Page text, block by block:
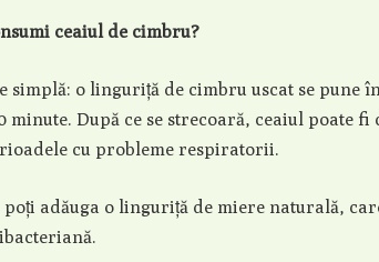
ceaiul de cimbru?
simplă: o linguriță de cimbru uscat se pune
După ce se strecoară, ceaiul poate
cu probleme respiratorii.
adăuga o linguriță de miere naturală,